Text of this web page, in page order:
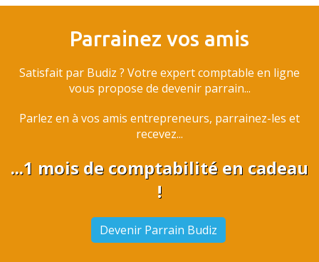
Parrainez vos amis
Satisfait par Budiz ? Votre expert comptable en ligne
vous propose de devenir parrain...
Parlez en à vos amis entrepreneurs, parrainez-les et
recevez...
...1 mois de comptabilité en cadeau
!
Devenir Parrain Budiz